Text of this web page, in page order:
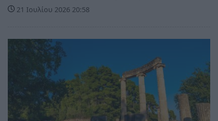
21 Ιουλίου 2026 20:58